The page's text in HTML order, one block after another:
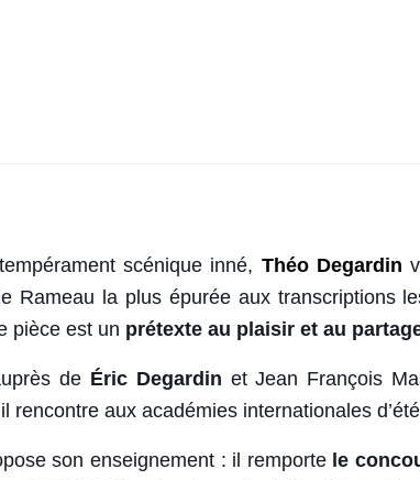
scénique inné, Théo Degardin
Rameau la plus épurée aux transcriptions
pièce est un prétexte au plaisir et au
de Éric Degardin et Jean François
rencontre aux académies internationales
son enseignement : il remporte le